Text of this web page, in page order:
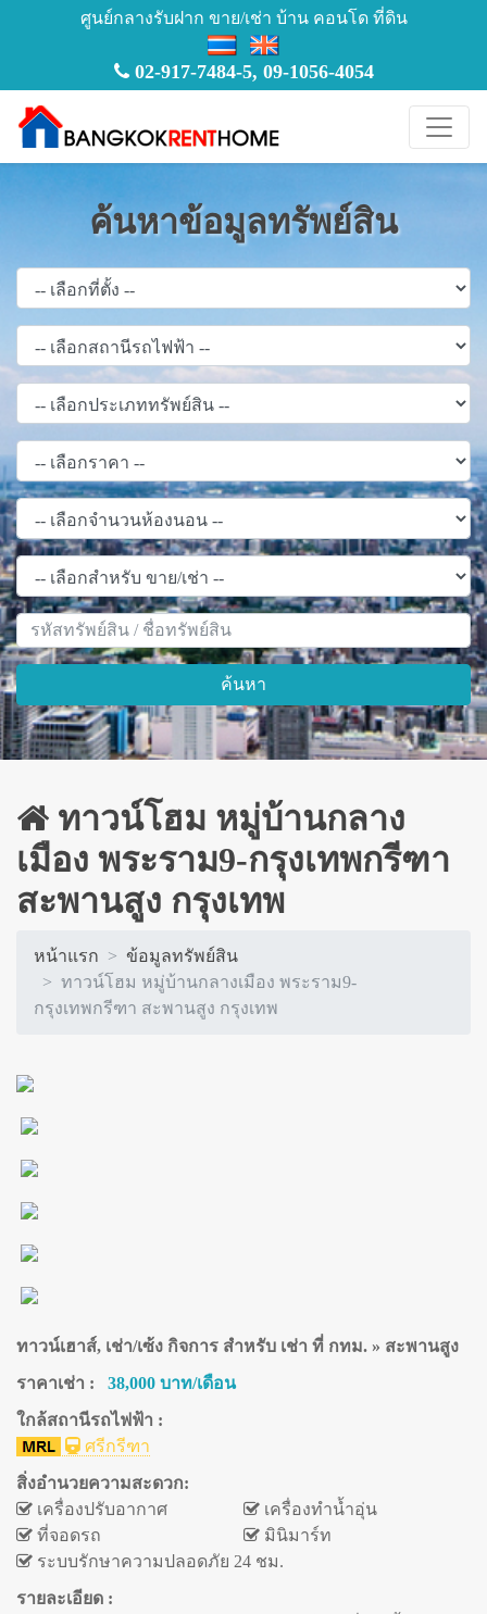
ศูนย์กลางรับฝาก ขาย/เช่า บ้าน คอนโด ที่ดิน
02-917-7484-5, 09-1056-4054
ค้นหาข้อมูลทรัพย์สิน
ค้นหา
ทาวน์โฮม หมู่บ้านกลาง
เมือง พระราม9-กรุงเทพกรีฑา
สะพานสูง กรุงเทพ
หน้าแรก
ข้อมูลทรัพย์สิน
ทาวน์โฮม หมู่บ้านกลางเมือง พระราม9-
กรุงเทพกรีฑา สะพานสูง กรุงเทพ
ทาวน์เฮาส์, เช่า/เซ้ง กิจการ สำหรับ เช่า ที่ กทม. » สะพานสูง
ราคาเช่า : 38,000 บาท/เดือน
ใกล้สถานีรถไฟฟ้า :
ศรีกรีฑา
สิ่งอำนวยความสะดวก:
เครื่องปรับอากาศ
เครื่องทำน้ำอุ่น
ที่จอดรถ
มินิมาร์ท
ระบบรักษาความปลอดภัย 24 ชม.
รายละเอียด :